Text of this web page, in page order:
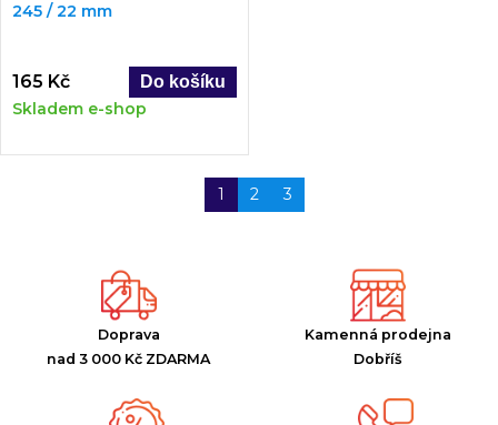
245 / 22 mm
165 Kč
Skladem e-shop
1 2 3
Doprava
nad 3 000 Kč ZDARMA
Kamenná prodejna
Dobříš